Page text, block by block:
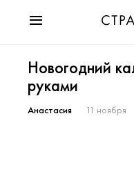
Мода
Звезды
Гороскопы
Новогодний
руками
Анастасия 11 ноября